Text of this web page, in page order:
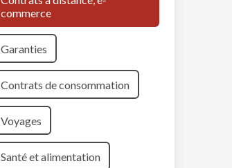
commerce
Garanties
Contrats de consommation
Voyages
Santé et alimentation